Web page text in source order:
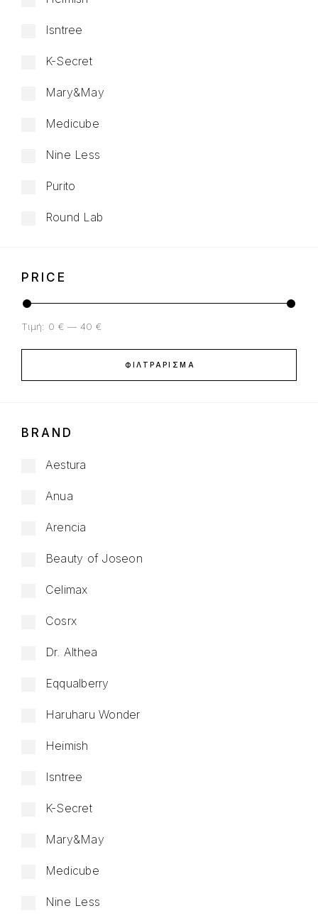
Isntree
K-Secret
Mary&May
Medicube
Nine Less
Purito
Round Lab
PRICE
ΦΙΛΤΡΆΡΙΣΜΑ
Τιμή: 0 € — 40 €
BRAND
Aestura
Anua
Arencia
Beauty of Joseon
Celimax
Cosrx
Dr. Althea
Eqqualberry
Haruharu Wonder
Heimish
Isntree
K-Secret
Mary&May
Medicube
Nine Less